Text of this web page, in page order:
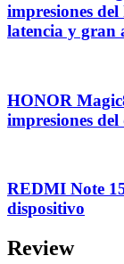
impresiones
latencia y gran
HONOR
impresiones
REDMI Note
dispositivo
Review